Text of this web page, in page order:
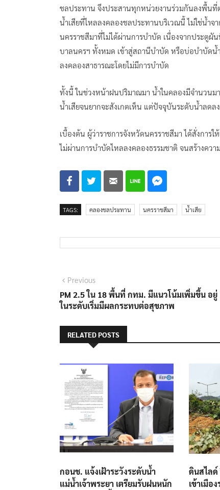
ชลประทาน จึงประสานทุกหน่วยงานร่วมกันลงพื้น
น้ำเสียที่ไหลลงคลองชลประทานบริเวณนี้ ไม่ใช่น้ำจ
นครราชสีมาที่ไม่ได้ผ่านการบำบัด เนื่องจากประตูผั
บาลนครฯ ทั้งหมด เข้าสู่สถานีบำบัด หรือบ่อบำบัดน้ำ
ลงคลองสาธารณะโดยไม่มีการบำบัด
ทั้งนี้ ในช่วงหน้าฝนปริมาณมา น้ำในคลองมีจำนวนม
น้ำเสียจนยากจะสังเกตเห็น แต่ปัจจุบันระดับน้ำลด
เบื้องต้น ผู้ว่าราชการจังหวัดนครราชสีมา ได้สั่งการ
ไม่ผ่านการบำบัดไหลลงคลองธรรมชาติ จนสร้างค
TAGS: คลองชลประทาน นครราชสีมา น้ำเสีย
แนะแนว
เรื่อง
PreviousPrevious
post:
PM 2.5 ใน 18 พื้นที่ กทม. มีแนวโน้มเพิ่มขึ้น อยู่
ในระดับเริ่มมีผลกระทบต่อสุขภาพ
RELATED POSTS
กอนช. แจ้งเฝ้าระวังระดับน้ำ
แม่น้ำเจ้าพระยา เตรียมรับฝนหนัก
ดินสไลด์
เข้าเมือ